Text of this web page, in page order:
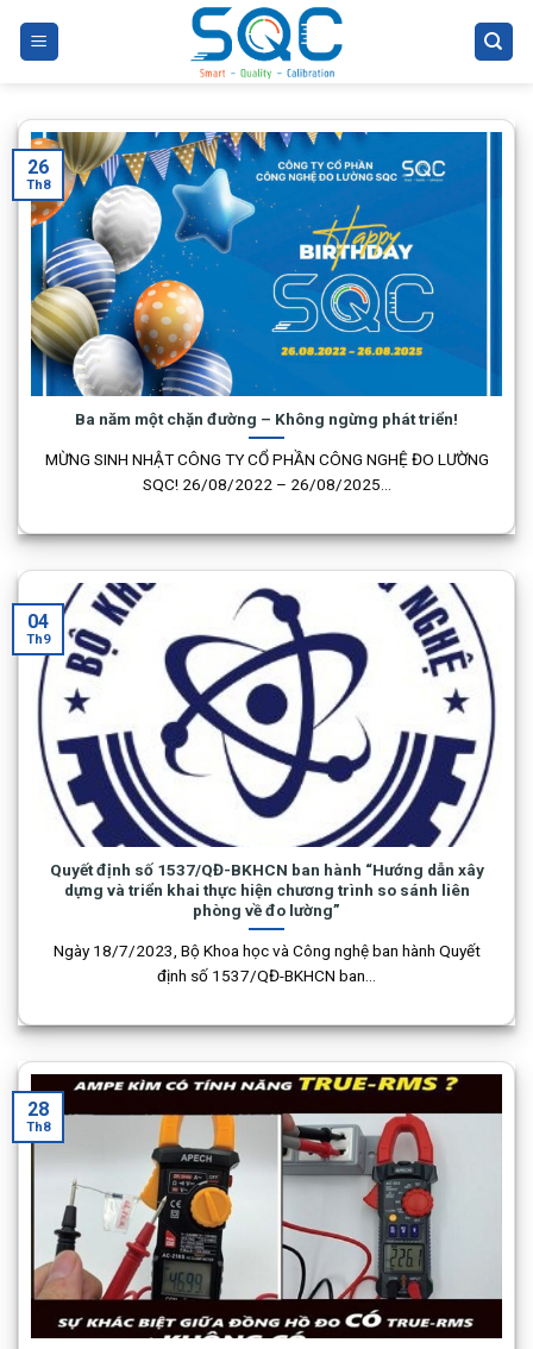
Ba năm một chặn đường – Không ngừng phát triển!
MỪNG SINH NHẬT CÔNG TY CỔ PHẦN CÔNG NGHỆ ĐO LƯỜNG
SQC! 26/08/2022 – 26/08/2025...
26
Th8
Quyết định số 1537/QĐ-BKHCN ban hành “Hướng dẫn xây
dựng và triển khai thực hiện chương trình so sánh liên
phòng về đo lường”
Ngày 18/7/2023, Bộ Khoa học và Công nghệ ban hành Quyết
định số 1537/QĐ-BKHCN ban...
04
Th9
28
Th8